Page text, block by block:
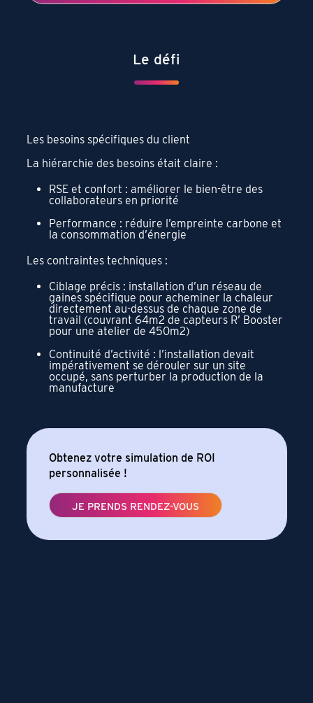
Le défi
Les besoins spécifiques du client
La hiérarchie des besoins était claire :
RSE et confort : améliorer le bien-être des
collaborateurs en priorité
Performance : réduire l’empreinte carbone et
la consommation d’énergie
Les contraintes techniques :
Ciblage précis : installation d’un réseau de
gaines spécifique pour acheminer la chaleur
directement au-dessus de chaque zone de
travail (couvrant 64m2 de capteurs R’ Booster
pour une atelier de 450m2)
Continuité d’activité : l’installation devait
impérativement se dérouler sur un site
occupé, sans perturber la production de la
manufacture
Obtenez votre simulation de ROI
personnalisée !
JE PRENDS RENDEZ-VOUS